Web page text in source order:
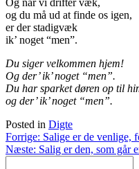
og du må ud at finde os igen,
er der stadigvæk
ik’ noget “men”.
Du siger velkommen hjem!
Og der’ ik’ noget “men”.
Du har sparket døren op til
og der’ ik’ noget “men”.
Posted in Digte
Indlægsnavigation
Forrige: Salige er de venlige,
Næste: Salig er den, som går